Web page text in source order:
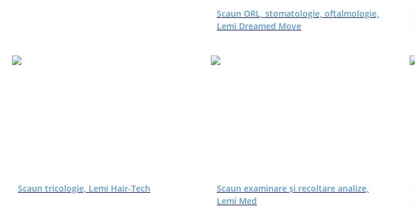
Scaun ORL, stomatologie, oftalmologie,
Lemi Dreamed Move
Scaun tricologie, Lemi Hair-Tech
Scaun examinare și recoltare analize,
Lemi Med